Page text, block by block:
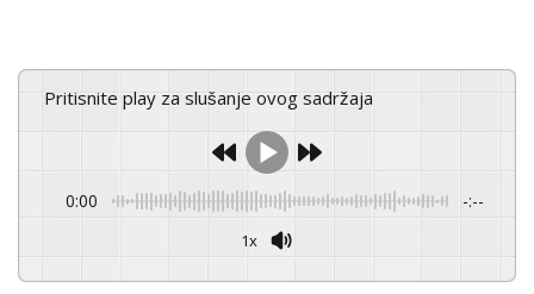
Pritisnite play za slušanje ovog sadržaja
0:00 -:--
1x